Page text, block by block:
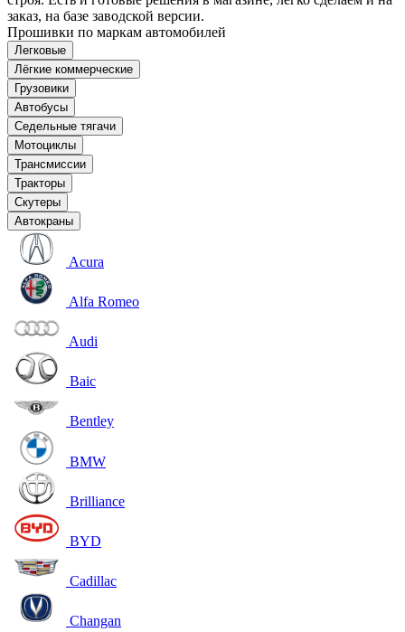
заказ, на базе заводской версии.
Прошивки по маркам автомобилей
Легковые
Лёгкие коммерческие
Грузовики
Автобусы
Седельные тягачи
Мотоциклы
Трансмиссии
Тракторы
Скутеры
Автокраны
Acura
Alfa Romeo
Audi
Baic
Bentley
BMW
Brilliance
BYD
Cadillac
Changan